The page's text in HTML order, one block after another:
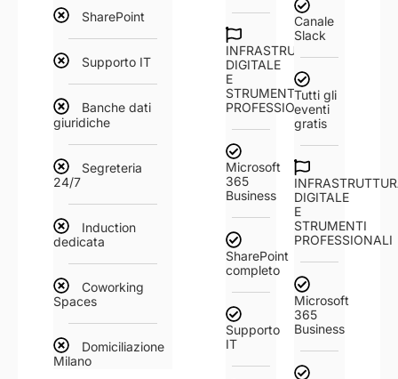
SharePoint
Supporto IT
Banche dati
giuridiche
Segreteria
24/7
Induction
dedicata
Coworking
Spaces
Domiciliazione
Milano
INFRASTRUTTURA
DIGITALE
E
STRUMENTI
PROFESSIONALI
Microsoft
365
Business
SharePoint
completo
Supporto
IT
Canale
Slack
Tutti gli
eventi
gratis
DIGITALE
E
STRUMENTI
PROFESSIONALI
Microsoft
365
Business